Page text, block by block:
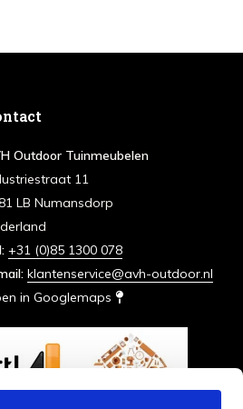
Outdoor Tuinmeubelen
11
LB Numansdorp
+31 (0)85 1300 078
klantenservice@avh-outdoor.nl
in Googlemaps